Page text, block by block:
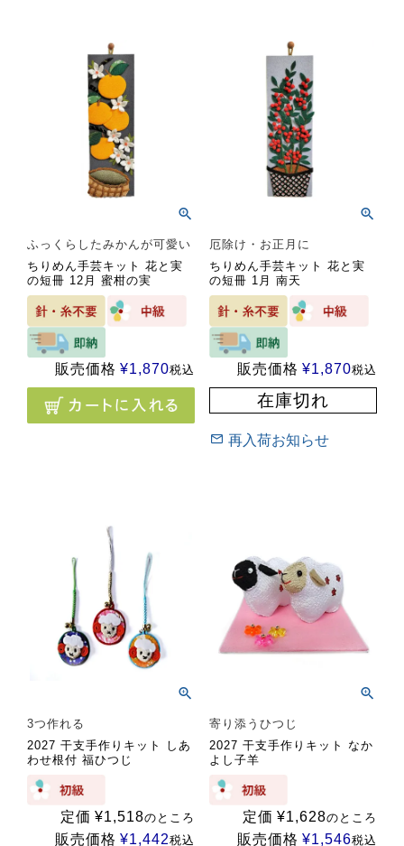
ふっくらしたみかんが可愛い
ちりめん手芸キット 花と実
の短冊 12月 蜜柑の実
販売価格 ¥1,870税込
厄除け・お正月に
ちりめん手芸キット 花と実
の短冊 1月 南天
販売価格 ¥1,870税込
在庫切れ
再入荷お知らせ
3つ作れる
2027 干支手作りキット しあ
わせ根付 福ひつじ
定価 ¥1,518のところ
販売価格 ¥1,442税込
寄り添うひつじ
2027 干支手作りキット なか
よし子羊
定価 ¥1,628のところ
販売価格 ¥1,546税込